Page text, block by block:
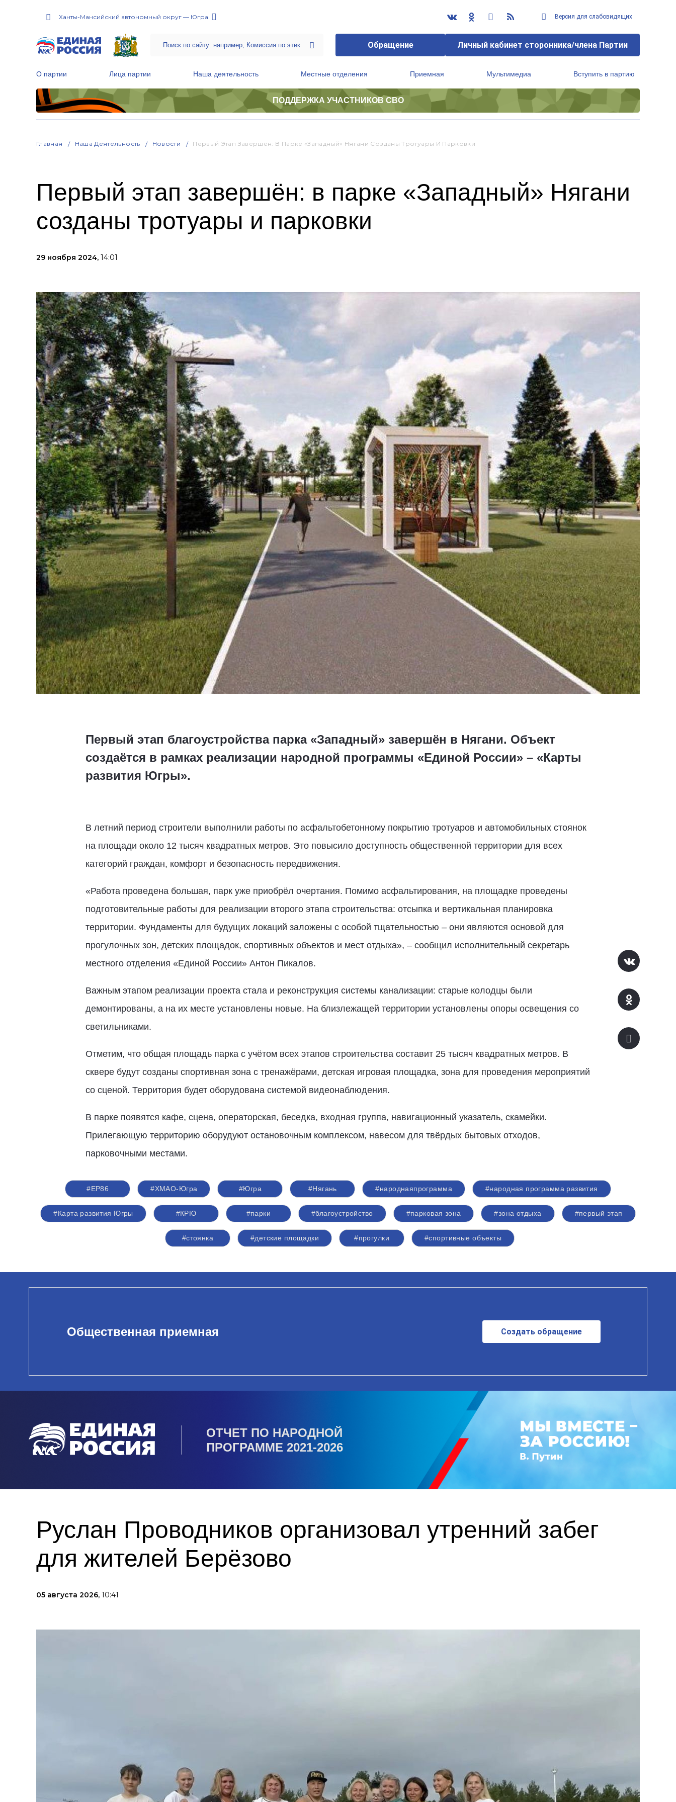
Ханты-Мансийский автономный округ — Югра Версия для слабовидящих
Обращение Личный кабинет сторонника/члена Партии
О партии Лица партии Наша деятельность Местные отделения Приемная Мультимедиа Вступить в партию
ПОДДЕРЖКА УЧАСТНИКОВ СВО
Главная Наша Деятельность Новости Первый Этап Завершён: В Парке «Западный» Нягани Созданы Тротуары И Парковки
Первый этап завершён: в парке «Западный» Нягани
созданы тротуары и парковки
29 ноября 2024, 14:01
Первый этап благоустройства парка «Западный» завершён в Нягани. Объект
создаётся в рамках реализации народной программы «Единой России» – «Карты
развития Югры».
В летний период строители выполнили работы по асфальтобетонному покрытию тротуаров и автомобильных стоянок
на площади около 12 тысяч квадратных метров. Это повысило доступность общественной территории для всех
категорий граждан, комфорт и безопасность передвижения.
«Работа проведена большая, парк уже приобрёл очертания. Помимо асфальтирования, на площадке проведены
подготовительные работы для реализации второго этапа строительства: отсыпка и вертикальная планировка
территории. Фундаменты для будущих локаций заложены с особой тщательностью – они являются основой для
прогулочных зон, детских площадок, спортивных объектов и мест отдыха», – сообщил исполнительный секретарь
местного отделения «Единой России» Антон Пикалов.
Важным этапом реализации проекта стала и реконструкция системы канализации: старые колодцы были
демонтированы, а на их месте установлены новые. На близлежащей территории установлены опоры освещения со
светильниками.
Отметим, что общая площадь парка с учётом всех этапов строительства составит 25 тысяч квадратных метров. В
сквере будут созданы спортивная зона с тренажёрами, детская игровая площадка, зона для проведения мероприятий
со сценой. Территория будет оборудована системой видеонаблюдения.
В парке появятся кафе, сцена, операторская, беседка, входная группа, навигационный указатель, скамейки.
Прилегающую территорию оборудуют остановочным комплексом, навесом для твёрдых бытовых отходов,
парковочными местами.
#ЕР86 #ХМАО-Югра #Югра #Нягань #народнаяпрограмма #народная программа развития
#Карта развития Югры #КРЮ #парки #благоустройство #парковая зона #зона отдыха #первый этап
#стоянка #детские площадки #прогулки #спортивные объекты
Общественная приемная Создать обращение
ОТЧЕТ ПО НАРОДНОЙ
ПРОГРАММЕ 2021-2026
Руслан Проводников организовал утренний забег
для жителей Берёзово
05 августа 2026, 10:41